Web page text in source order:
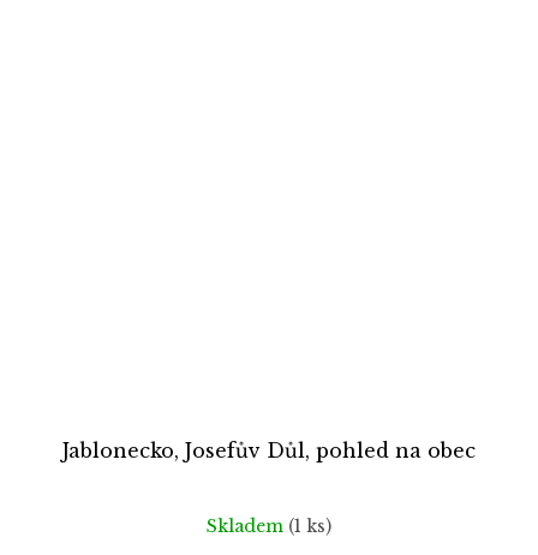
Jablonecko, Josefův Důl, pohled na obec
Skladem (1 ks)